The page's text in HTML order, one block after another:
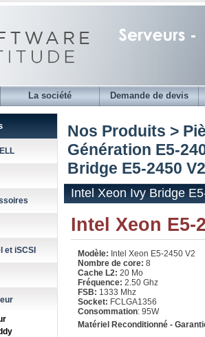
La société Demande de devis
et iSCSI
Nos Produits >
Génération E5-
Bridge E5-2450
Intel Xeon Ivy Bridge
Intel Xeon E5-
Modèle: Intel Xeon E5-2450 V2
Nombre de core: 8
Cache L2: 20 Mo
Fréquence: 2.50 Ghz
FSB: 1333 Mhz
Socket: FCLGA1356
Consommation: 95W
Matériel Reconditionné -